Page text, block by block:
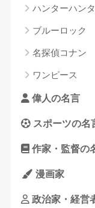
ハンターハン
ブルーロック
名探偵コナン
ワンピース
偉人の名言
スポーツの名
作家・監督の
漫画家
政治家・経営